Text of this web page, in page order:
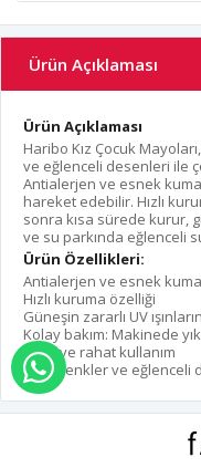
Ürün Açıklaması
Ürün Açıklaması
Haribo Kız Çocuk
ve eğlenceli desenleri ile
Antialerjen ve esnek
hareket edebilir. Hızlı
sonra kısa sürede kurur,
ve su parkında eğlenceli
Ürün Özellikleri:
Antialerjen ve esnek
Hızlı kuruma özelliği
Güneşin zararlı UV
Kolay bakım: Makinede
Hafif ve rahat kullanım
Canlı renkler ve eğlenceli
WHATSAPP İLE